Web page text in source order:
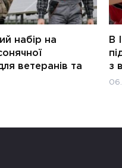
набір на
ветеранів та
В
з